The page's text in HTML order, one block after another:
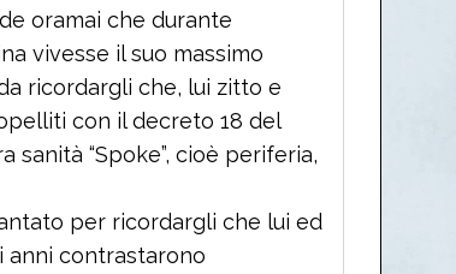
oramai che durante
vivesse il suo massimo
ricordargli che, lui zitto e
con il decreto 18 del
sanità “Spoke”, cioè periferia,
per ricordargli che lui ed
anni contrastarono